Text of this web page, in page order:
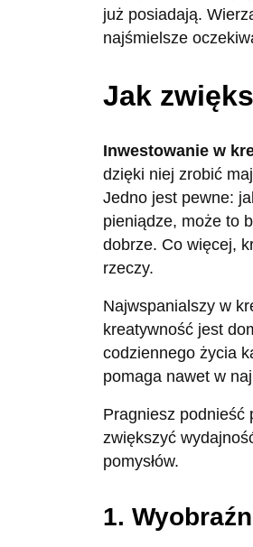
już posiadają.
najśmielsze
Jak
Inwestowanie w
dzięki niej zrobić
Jedno jest pewne:
pieniądze, może to
dobrze. Co więcej,
rzeczy.
Najwspanialszy w
kreatywność jest
codziennego życia
pomaga nawet w
Pragniesz podnieść
zwiększyć
pomysłów.
1.